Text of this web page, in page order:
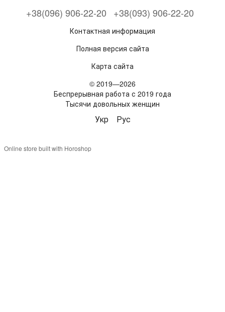
+38(096) 906-22-20 +38(093) 906-22-20
Контактная информация
Полная версия сайта
Карта сайта
© 2019—2026
Беспрерывная работа с 2019 года
Тысячи довольных женщин
Укр Рус
Online store built with Horoshop